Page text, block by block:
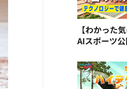
【わかった
AIスポーツ